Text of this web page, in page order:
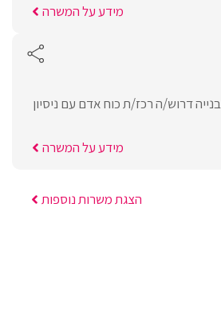
מידע על המשרה
דרוש/ה רכז/ת כוח אדם עם ניסיון
מידע על המשרה
הצגת משרות נוספות